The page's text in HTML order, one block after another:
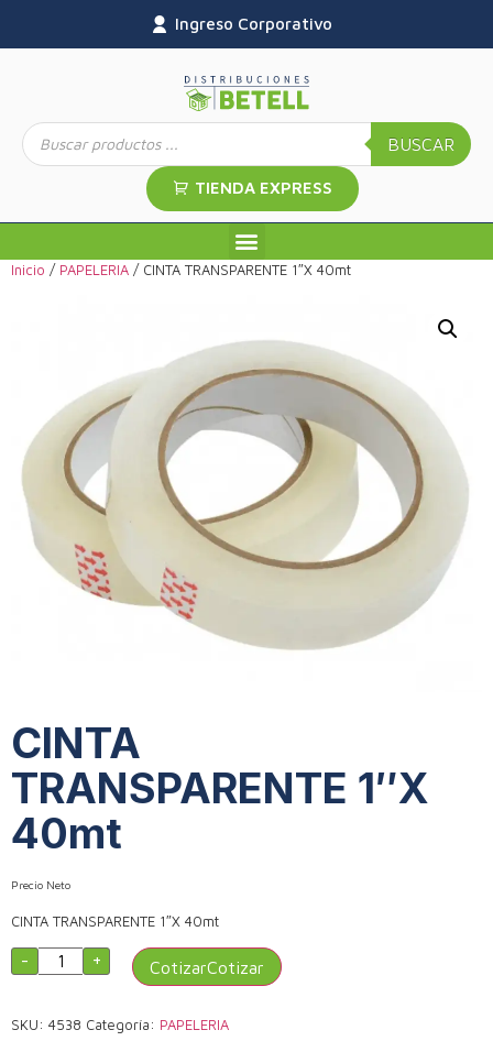
Ingreso Corporativo
BUSCAR
TIENDA EXPRESS
Inicio / PAPELERIA / CINTA TRANSPARENTE 1″X 40mt
CINTA
TRANSPARENTE 1″X
40mt
Precio Neto
CINTA TRANSPARENTE 1″X 40mt
- + Cotizar
SKU: 4538 Categoría: PAPELERIA